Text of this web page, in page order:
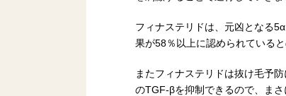
フィナステリドは、元凶となる
果が58％以上に認められている
またフィナステリドは抜け毛予
のTGF-βを抑制できるので、ま